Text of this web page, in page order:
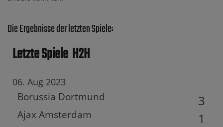
Die Ergebnisse der letzten Spiele:
Letzte Spiele H2H
06. Aug 2023
Borussia Dortmund
Ajax Amsterdam
3
1